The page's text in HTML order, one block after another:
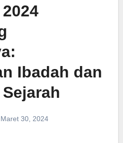
Ibadah dan
Maret 30, 2024